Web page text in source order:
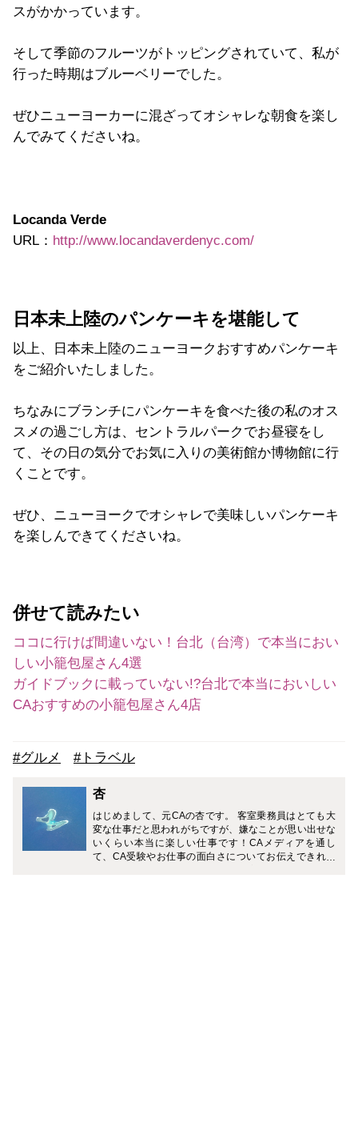
スがかかっています。
そして季節のフルーツがトッピングされていて、私が
行った時期はブルーベリーでした。
ぜひニューヨーカーに混ざってオシャレな朝食を楽し
んでみてくださいね。
Locanda Verde
URL： http://www.locandaverdenyc.com/
日本未上陸のパンケーキを堪能して
以上、日本未上陸のニューヨークおすすめパンケーキ
をご紹介いたしました。
ちなみにブランチにパンケーキを食べた後の私のオス
スメの過ごし方は、セントラルパークでお昼寝をし
て、その日の気分でお気に入りの美術館か博物館に行
くことです。
ぜひ、ニューヨークでオシャレで美味しいパンケーキ
を楽しんできてくださいね。
併せて読みたい
ココに行けば間違いない！台北（台湾）で本当におい
しい小籠包屋さん4選
ガイドブックに載っていない!?台北で本当においしい
CAおすすめの小籠包屋さん4店
#グルメ #トラベル
杏
はじめまして、元CAの杏です。 客室乗務員はとても大
変な仕事だと思われがちですが、嫌なことが思い出せな
いくらい本当に楽しい仕事です！CAメディアを通し
て、CA受験やお仕事の面白さについてお伝えできれば